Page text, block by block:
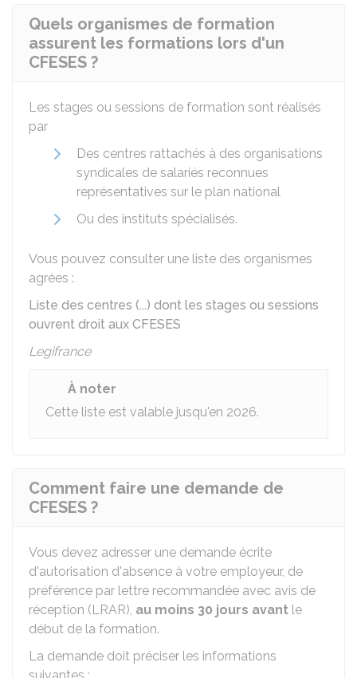
Quels organismes de formation
assurent les formations lors d'un
CFESES ?
Les stages ou sessions de formation sont réalisés
par
Des centres rattachés à des organisations
syndicales de salariés reconnues
représentatives sur le plan national
Ou des instituts spécialisés.
Vous pouvez consulter une liste des organismes
agrées :
Liste des centres (...) dont les stages ou sessions
ouvrent droit aux CFESES
Legifrance
À noter
Cette liste est valable jusqu'en 2026.
Comment faire une demande de
CFESES ?
Vous devez adresser une demande écrite
d'autorisation d'absence à votre employeur, de
préférence par lettre recommandée avec avis de
réception (LRAR), au moins 30 jours avant le
début de la formation.
La demande doit préciser les informations